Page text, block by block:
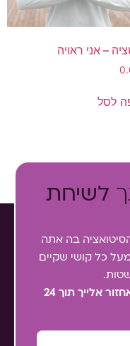
– אני ראויה
לסל
לשיחת
בה אתה
כל קושי שקיים
השאירי כאן את הפרטים שלך ואחזור אלייך תוך 24
וסדנאות.